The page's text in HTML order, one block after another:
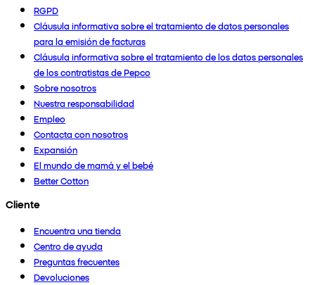
RGPD
Cláusula informativa sobre el tratamiento de datos personales
para la emisión de facturas
Cláusula informativa sobre el tratamiento de los datos personales
de los contratistas de Pepco
Sobre nosotros
Nuestra responsabilidad
Empleo
Contacta con nosotros
Expansión
El mundo de mamá y el bebé
Better Cotton
Cliente
Encuentra una tienda
Centro de ayuda
Preguntas frecuentes
Devoluciones